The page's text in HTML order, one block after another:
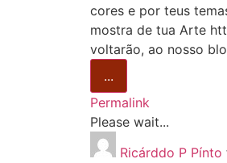
cores e por teus
mostra de tua Arte
voltarão, ao nosso
...
Permalink
Please wait...
Ricárddo P Pínto